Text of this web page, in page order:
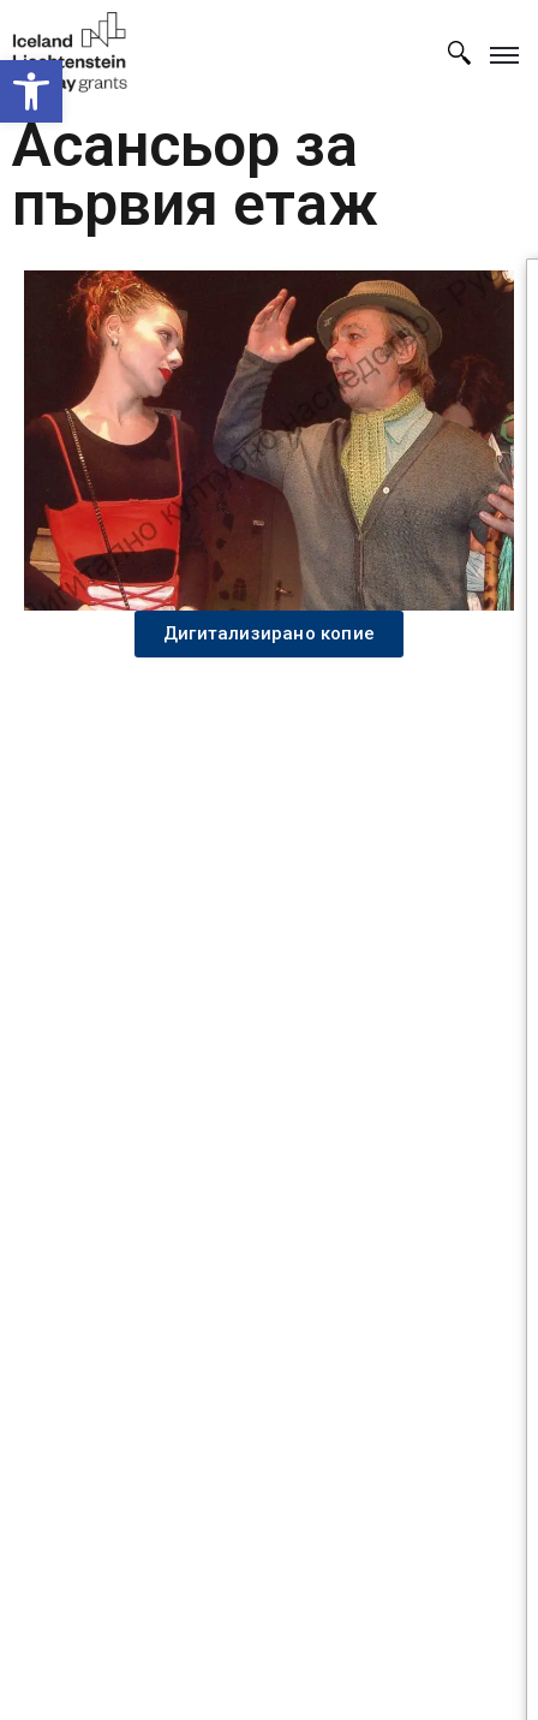
Open toolbar
Асансьор за
първия етаж
Дигитализирано копие